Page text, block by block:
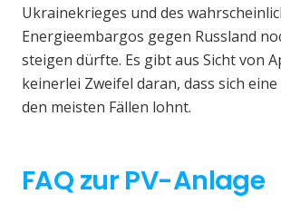
Ukrainekrieges und des
Energieembargos gegen Russland
steigen dürfte. Es gibt aus Sicht von
keinerlei Zweifel daran, dass sich
den meisten Fällen lohnt.
FAQ zur PV-Anlage